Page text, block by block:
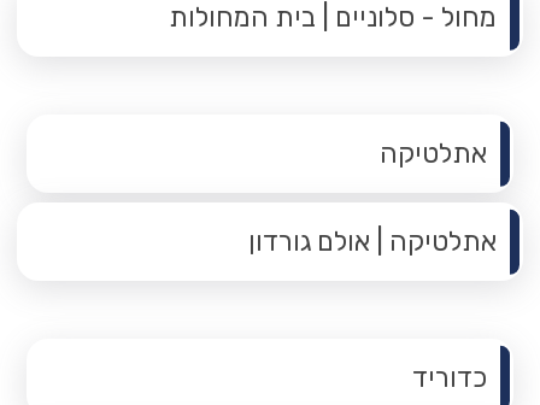
מחול - סלוניים | בית המחולות
תפריט משנה
אתלטיקה
אתלטיקה | אולם גורדון
תפריט משנה
כדוריד